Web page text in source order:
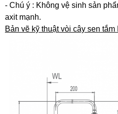
- Chú ý : Không vệ sinh sản
axit mạnh.
Bản vẽ kỹ thuật vòi cây sen